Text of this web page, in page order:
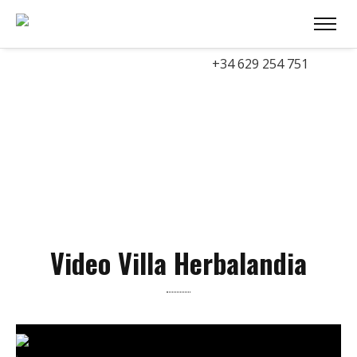
+34 629 254 751
Video Villa Herbalandia